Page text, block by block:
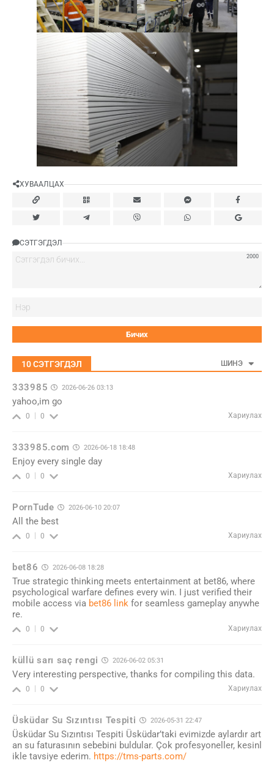
ХУВААЛЦАХ
СЭТГЭГДЭЛ
2000
10СЭТГЭГДЭЛ ШИНЭ
333985 2026-06-26 03:13
yahoo,im go
0 0 Хариулах
333985.com 2026-06-18 18:48
Enjoy every single day
0 0 Хариулах
PornTude 2026-06-10 20:07
All the best
0 0 Хариулах
bet86 2026-06-08 18:28
True strategic thinking meets entertainment at bet86, where
psychological warfare defines every win. I just verified their
mobile access via bet86 link for seamless gameplay anywhe
re.
0 0 Хариулах
küllü sarı saç rengi 2026-06-02 05:31
Very interesting perspective, thanks for compiling this data.
0 0 Хариулах
Üsküdar Su Sızıntısı Tespiti 2026-05-31 22:47
Üsküdar Su Sızıntısı Tespiti Üsküdar’taki evimizde aylardır art
an su faturasının sebebini buldular. Çok profesyoneller, kesinl
ikle tavsiye ederim. https://tms-parts.com/